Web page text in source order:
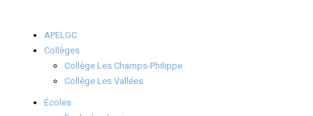
APELGC
Collèges
Collège Les Champs-Philippe
Collège Les Vallées
Écoles